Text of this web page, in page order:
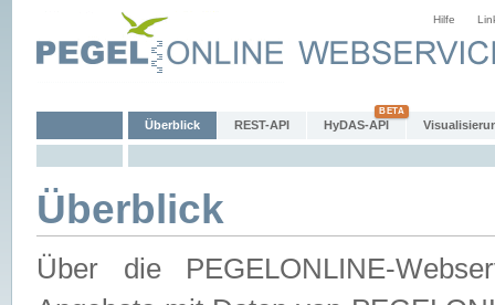
Hilfe
Überblick REST-API HyDAS-API
Überblick
Über die PEGELONLINE-